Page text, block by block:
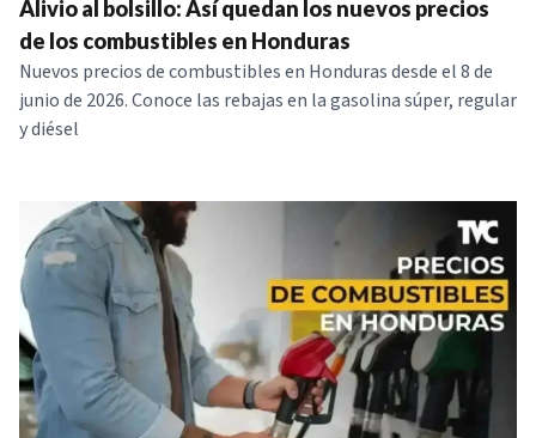
Alivio al bolsillo: Así quedan los nuevos precios
de los combustibles en Honduras
Nuevos precios de combustibles en Honduras desde el 8 de
junio de 2026. Conoce las rebajas en la gasolina súper, regular
y diésel